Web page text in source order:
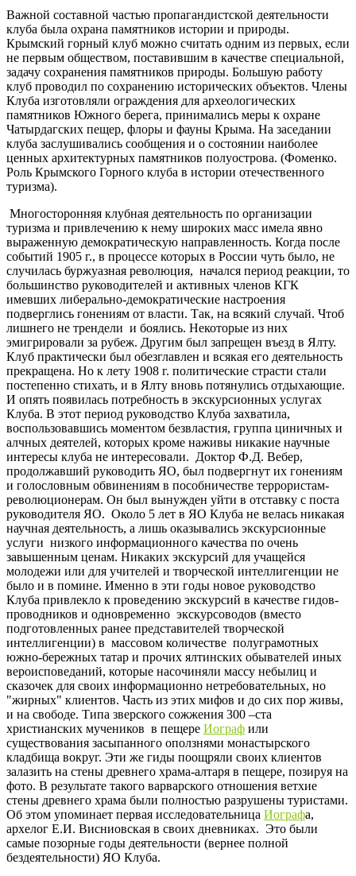
Важной составной частью пропагандистской деятельности
клуба была охрана памятников истории и природы.
Крымский горный клуб можно считать одним из первых, если
не первым обществом, поставившим в качестве специальной,
задачу сохранения памятников природы. Большую работу
клуб проводил по сохранению исторических объектов. Члены
Клуба изготовляли ограждения для археологических
памятников Южного берега, принимались меры к охране
Чатырдагских пещер, флоры и фауны Крыма. На заседании
клуба заслушивались сообщения и о состоянии наиболее
ценных архитектурных памятников полуострова. (Фоменко.
Роль Крымского Горного клуба в истории отечественного
туризма).
Многосторонняя клубная деятельность по организации
туризма и привлечению к нему широких масс имела явно
выраженную демократическую направленность. Когда после
событий 1905 г., в процессе которых в России чуть было, не
случилась буржуазная революция, начался период реакции, то
большинство руководителей и активных членов КГК
имевших либерально-демократические настроения
подверглись гонениям от власти. Так, на всякий случай. Чтоб
лишнего не трендели и боялись. Некоторые из них
эмигрировали за рубеж. Другим был запрещен въезд в Ялту.
Клуб практически был обезглавлен и всякая его деятельность
прекращена. Но к лету 1908 г. политические страсти стали
постепенно стихать, и в Ялту вновь потянулись отдыхающие.
И опять появилась потребность в экскурсионных услугах
Клуба. В этот период руководство Клуба захватила,
воспользовавшись моментом безвластия, группа циничных и
алчных деятелей, которых кроме наживы никакие научные
интересы клуба не интересовали. Доктор Ф.Д. Вебер,
продолжавший руководить ЯО, был подвергнут их гонениям
и голословным обвинениям в пособничестве террористам-
революционерам. Он был вынужден уйти в отставку с поста
руководителя ЯО. Около 5 лет в ЯО Клуба не велась никакая
научная деятельность, а лишь оказывались экскурсионные
услуги низкого информационного качества по очень
завышенным ценам. Никаких экскурсий для учащейся
молодежи или для учителей и творческой интеллигенции не
было и в помине. Именно в эти годы новое руководство
Клуба привлекло к проведению экскурсий в качестве гидов-
проводников и одновременно экскурсоводов (вместо
подготовленных ранее представителей творческой
интеллигенции) в массовом количестве полуграмотных
южно-бережных татар и прочих ялтинских обывателей иных
вероисповеданий, которые насочиняли массу небылиц и
сказочек для своих информационно нетребовательных, но
"жирных" клиентов. Часть из этих мифов и до сих пор живы,
и на свободе. Типа зверского сожжения 300 –ста
христианских мучеников в пещере Иограф или
существования засыпанного оползнями монастырского
кладбища вокруг. Эти же гиды поощряли своих клиентов
залазить на стены древнего храма-алтаря в пещере, позируя на
фото. В результате такого варварского отношения ветхие
стены древнего храма были полностью разрушены туристами.
Об этом упоминает первая исследовательница Иографа,
архелог Е.И. Висниовская в своих дневниках. Это были
самые позорные годы деятельности (вернее полной
бездеятельности) ЯО Клуба.